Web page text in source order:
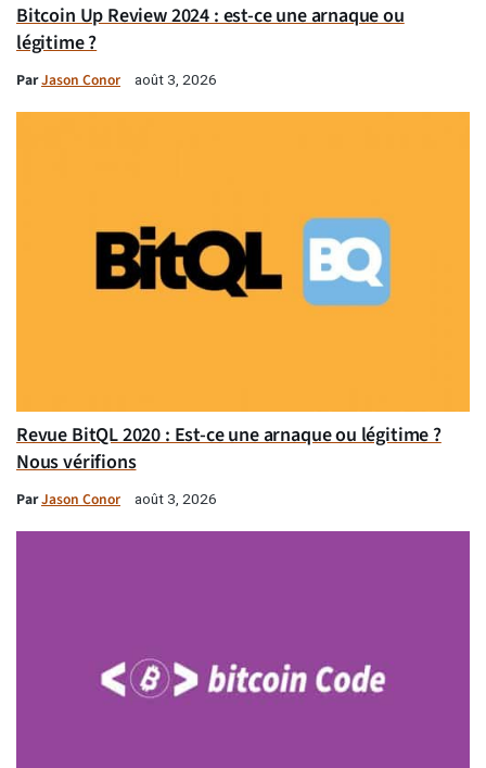
Bitcoin Up Review 2024 : est-ce une arnaque ou
légitime ?
ParJason Conor août 3, 2026
Revue BitQL 2020 : Est-ce une arnaque ou légitime ?
Nous vérifions
ParJason Conor août 3, 2026